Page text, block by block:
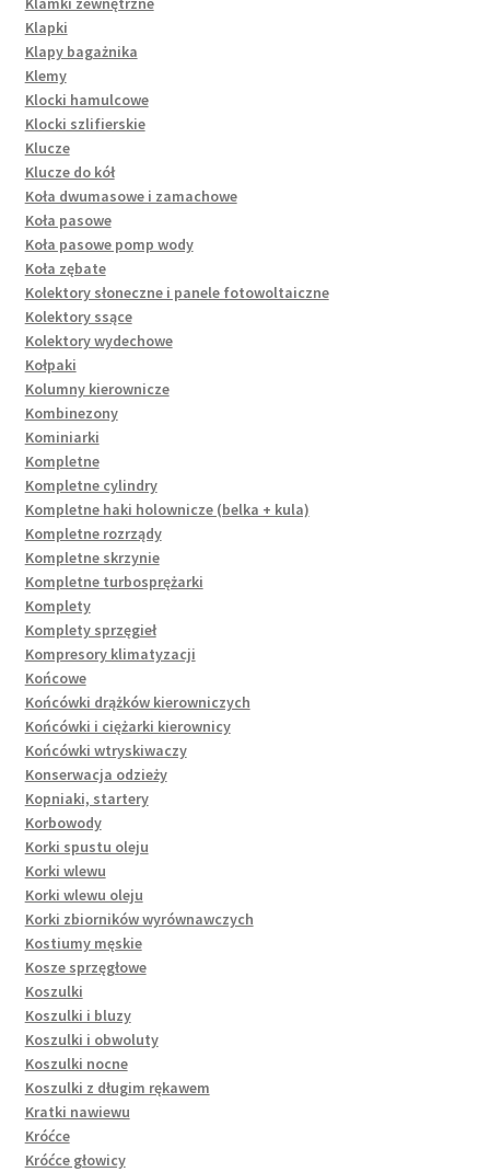
Klapki
Klapy bagażnika
Klemy
Klocki hamulcowe
Klocki szlifierskie
Klucze
Klucze do kół
Koła dwumasowe i zamachowe
Koła pasowe
Koła pasowe pomp wody
Koła zębate
Kolektory słoneczne i panele fotowoltaiczne
Kolektory ssące
Kolektory wydechowe
Kołpaki
Kolumny kierownicze
Kombinezony
Kominiarki
Kompletne
Kompletne cylindry
Kompletne haki holownicze (belka + kula)
Kompletne rozrządy
Kompletne skrzynie
Kompletne turbosprężarki
Komplety
Komplety sprzęgieł
Kompresory klimatyzacji
Końcowe
Końcówki drążków kierowniczych
Końcówki i ciężarki kierownicy
Końcówki wtryskiwaczy
Konserwacja odzieży
Kopniaki, startery
Korbowody
Korki spustu oleju
Korki wlewu
Korki wlewu oleju
Korki zbiorników wyrównawczych
Kostiumy męskie
Kosze sprzęgłowe
Koszulki
Koszulki i bluzy
Koszulki i obwoluty
Koszulki nocne
Koszulki z długim rękawem
Kratki nawiewu
Króćce
Króćce głowicy